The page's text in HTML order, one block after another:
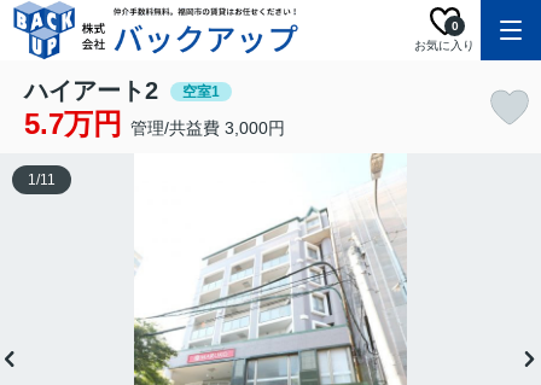
お気に入り
0
ハイアート2 空室1
5.7万円 管理/共益費 3,000円
1/11